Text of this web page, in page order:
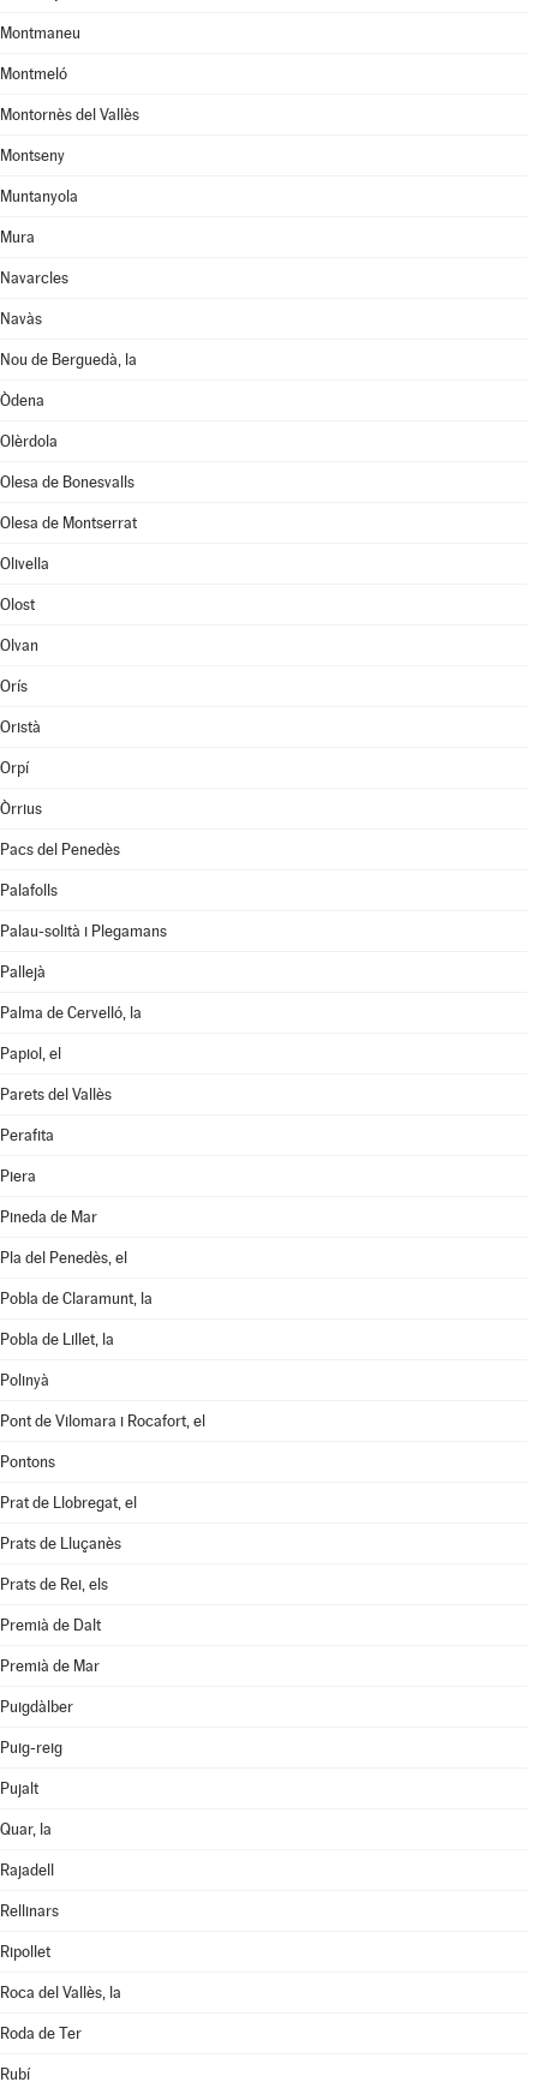
Montmaneu
Montmeló
Montornès del Vallès
Montseny
Muntanyola
Mura
Navarcles
Navàs
Nou de Berguedà, la
Òdena
Olèrdola
Olesa de Bonesvalls
Olesa de Montserrat
Olivella
Olost
Olvan
Orís
Oristà
Orpí
Òrrius
Pacs del Penedès
Palafolls
Palau-solità i Plegamans
Pallejà
Palma de Cervelló, la
Papiol, el
Parets del Vallès
Perafita
Piera
Pineda de Mar
Pla del Penedès, el
Pobla de Claramunt, la
Pobla de Lillet, la
Polinyà
Pont de Vilomara i Rocafort, el
Pontons
Prat de Llobregat, el
Prats de Lluçanès
Prats de Rei, els
Premià de Dalt
Premià de Mar
Puigdàlber
Puig-reig
Pujalt
Quar, la
Rajadell
Rellinars
Ripollet
Roca del Vallès, la
Roda de Ter
Rubí